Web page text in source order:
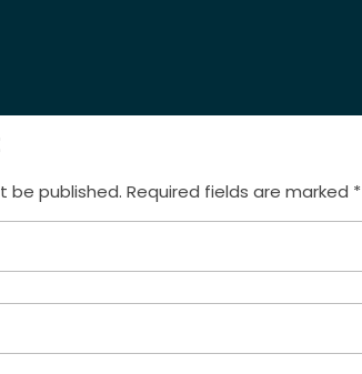
be published. Required fields are marked *